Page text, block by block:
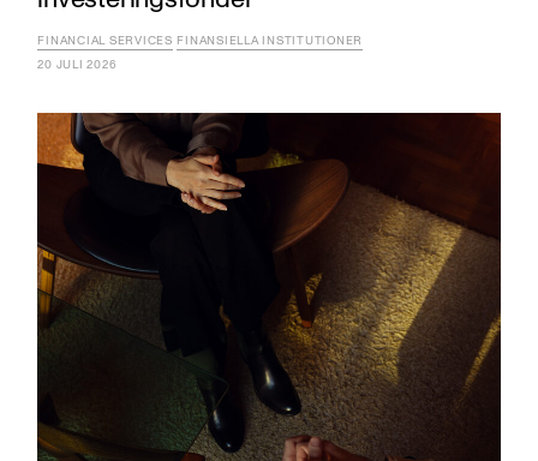
FINANCIAL SERVICES FINANSIELLA INSTITUTIONER
20 JULI 2026